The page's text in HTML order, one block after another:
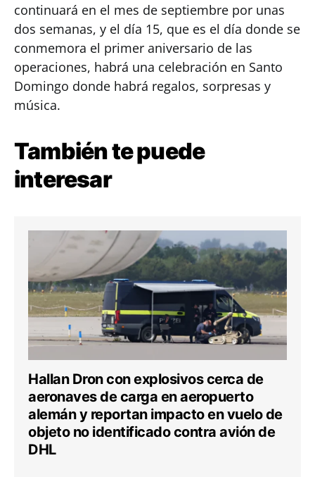
continuará en el mes de septiembre por unas
dos semanas, y el día 15, que es el día donde se
conmemora el primer aniversario de las
operaciones, habrá una celebración en Santo
Domingo donde habrá regalos, sorpresas y
música.
También te puede
interesar
Hallan Dron con explosivos cerca de
aeronaves de carga en aeropuerto
alemán y reportan impacto en vuelo de
objeto no identificado contra avión de
DHL